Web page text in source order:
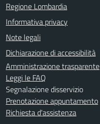
Regione Lombardia
Informativa privacy
Note legali
Dichiarazione di accessibilità
Amministrazione trasparente
Leggi le FAQ
Segnalazione disservizio
Prenotazione appuntamento
Richiesta d'assistenza